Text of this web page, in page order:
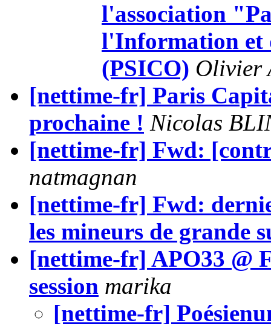
l'association
l'Information et
(PSICO) Olivier
[nettime-fr] Paris
prochaine ! Nicolas
[nettime-fr] Fwd:
natmagnan
[nettime-fr] Fwd:
les mineurs de grande
[nettime-fr] APO33 @
session marika
[nettime-fr]